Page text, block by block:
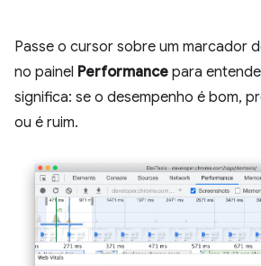
Passe o cursor sobre um marcador
no painel Performance para
significa: se o desempenho é bom,
ou é ruim.